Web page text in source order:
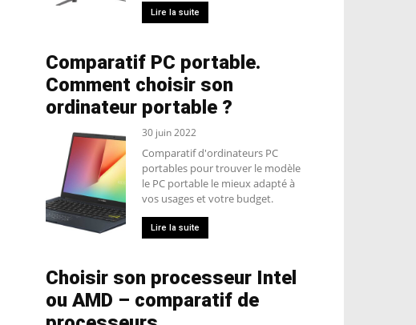
Lire la suite
Comparatif PC portable.
Comment choisir son
ordinateur portable ?
30 juin 2022
Comparatif d'ordinateurs PC
portables pour trouver le modèle
le PC portable le mieux adapté à
vos usages et votre budget.
Lire la suite
Choisir son processeur Intel
ou AMD – comparatif de